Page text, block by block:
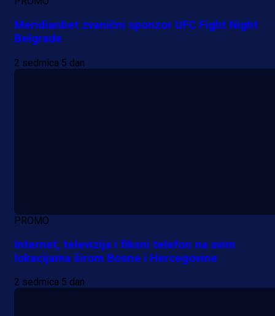
Meridianbet zvanični sponzor UFC Fight Night
Belgrade
2 sedmica 5 dan
PROMO
Internet, televizija i fiksni telefon na svim
lokacijama širom Bosne i Hercegovine
2 sedmica 5 dan